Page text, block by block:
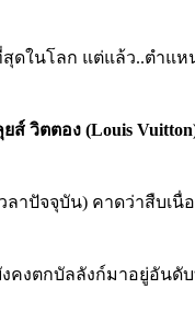
ในโลก แต่แล้ว..ตำแห
ส์ วิตตอง (Louis
ปัจจุบัน) คาดว่าสืบเนื่
งตกบัลลังก์มาอยู่อันดั